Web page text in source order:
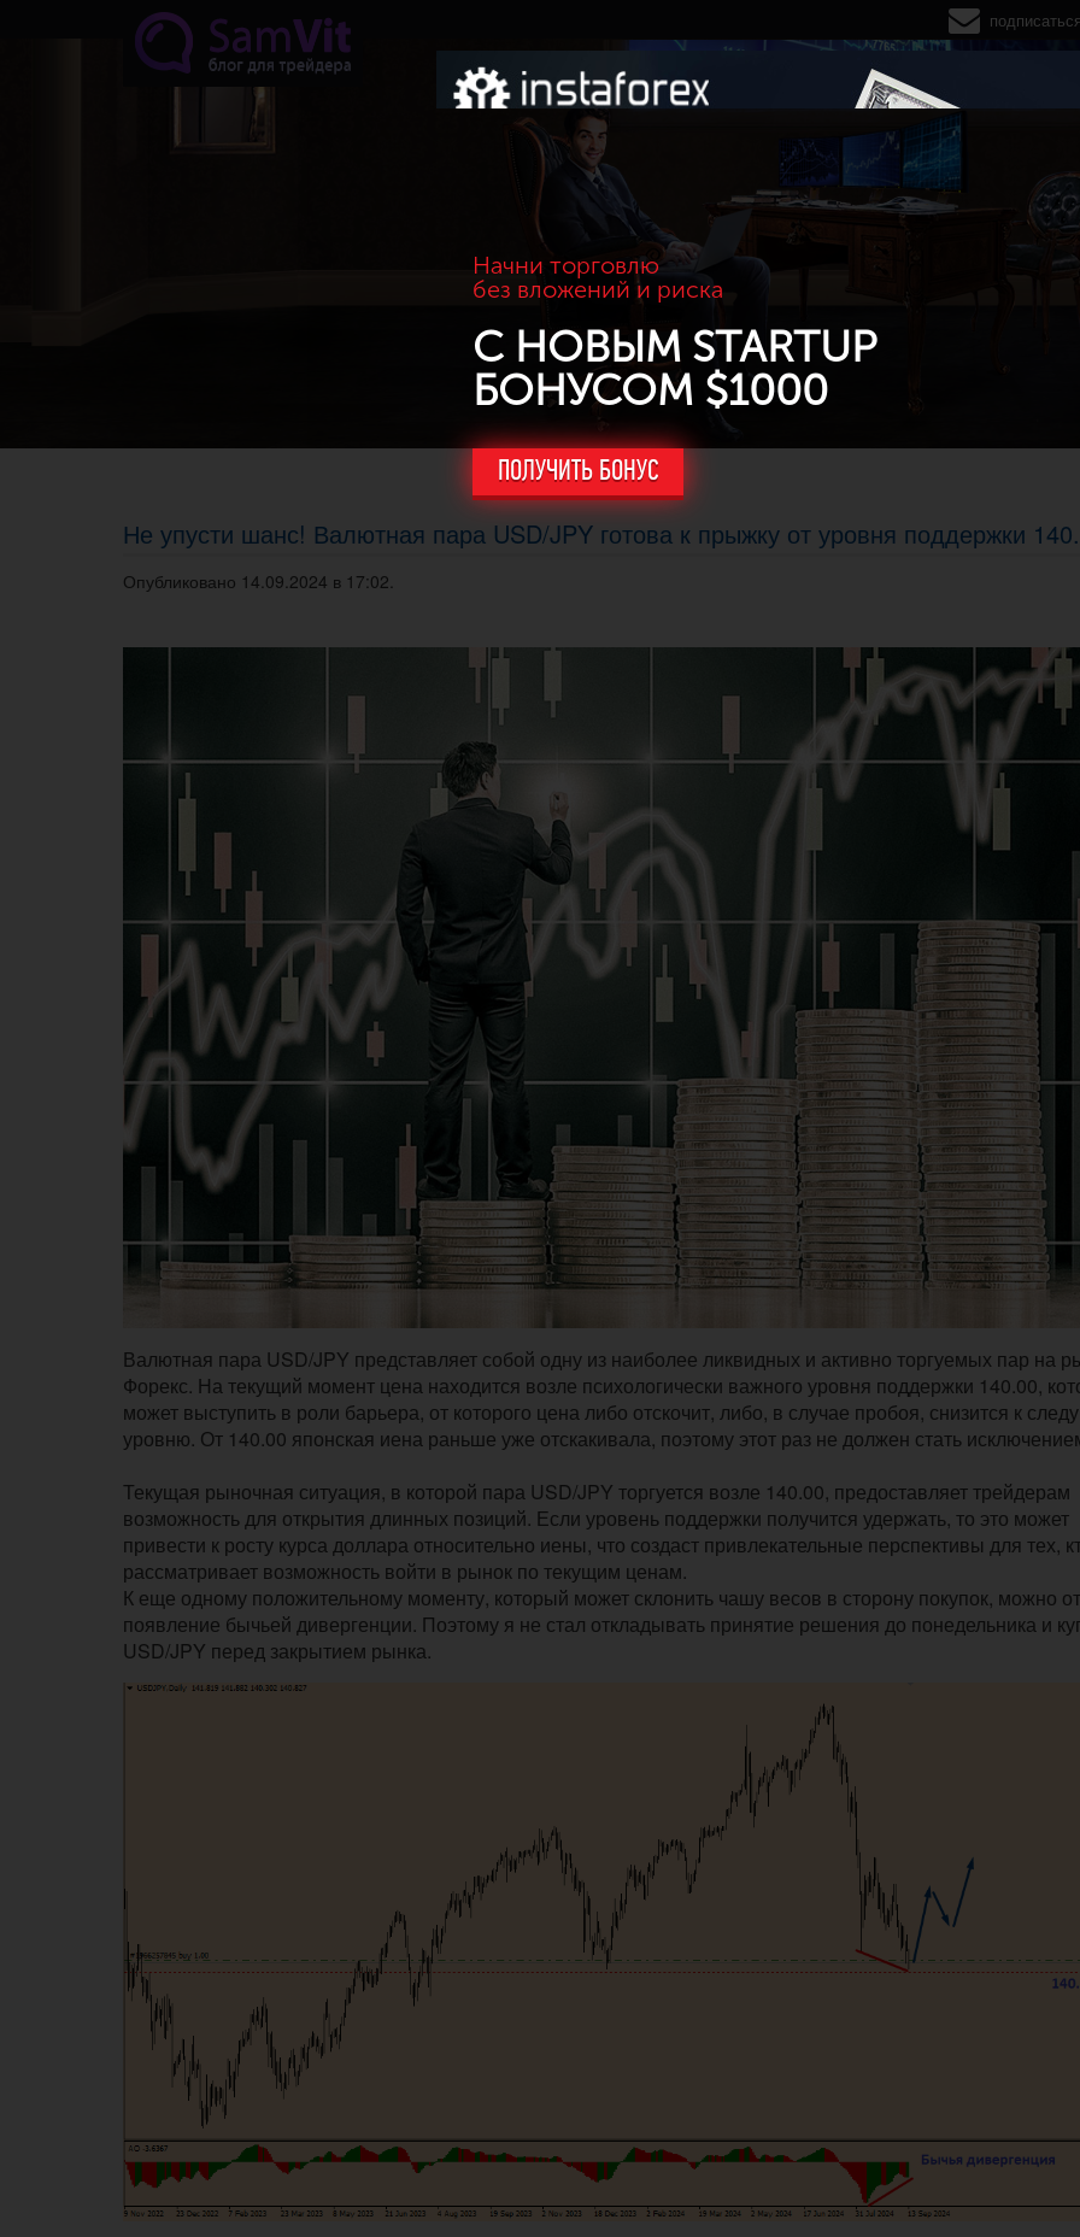
Перейти к основному содержанию
Начни торговлю
без вложений и риска
С НОВЫМ STARTUP
БОНУСОМ $1000
ПОЛУЧИТЬ БОНУС
Не упусти шанс! Валютная пара USD/JPY готова к прыжку от уровня поддержки
Опубликовано 14.09.2024 в 17:02.
Валютная пара USD/JPY представляет собой одну из наиболее ликвидных и активно торгуемых пар на
Форекс. На текущий момент цена находится возле психологически важного уровня поддержки 140.00,
может выступить в роли барьера, от которого цена либо отскочит, либо, в случае пробоя, снизится к
уровню. От 140.00 японская иена раньше уже отскакивала, поэтому этот раз не должен стать
Текущая рыночная ситуация, в которой пара USD/JPY торгуется возле 140.00, предоставляет трейдерам
возможность для открытия длинных позиций. Если уровень поддержки получится удержать, то это может
привести к росту курса доллара относительно иены, что создаст привлекательные перспективы для тех,
рассматривает возможность войти в рынок по текущим ценам.
К еще одному положительному моменту, который может склонить чашу весов в сторону покупок, можно
появление бычьей дивергенции. Поэтому я не стал откладывать принятие решения до понедельника и
USD/JPY перед закрытием рынка.